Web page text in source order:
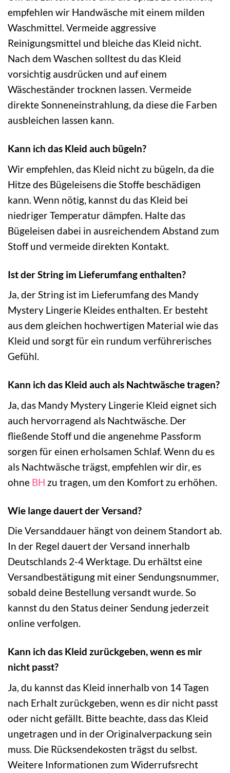
empfehlen wir Handwäsche mit einem milden
Waschmittel. Vermeide aggressive
Reinigungsmittel und bleiche das Kleid nicht.
Nach dem Waschen solltest du das Kleid
vorsichtig ausdrücken und auf einem
Wäscheständer trocknen lassen. Vermeide
direkte Sonneneinstrahlung, da diese die Farben
ausbleichen lassen kann.
Kann ich das Kleid auch bügeln?
Wir empfehlen, das Kleid nicht zu bügeln, da die
Hitze des Bügeleisens die Stoffe beschädigen
kann. Wenn nötig, kannst du das Kleid bei
niedriger Temperatur dämpfen. Halte das
Bügeleisen dabei in ausreichendem Abstand zum
Stoff und vermeide direkten Kontakt.
Ist der String im Lieferumfang enthalten?
Ja, der String ist im Lieferumfang des Mandy
Mystery Lingerie Kleides enthalten. Er besteht
aus dem gleichen hochwertigen Material wie das
Kleid und sorgt für ein rundum verführerisches
Gefühl.
Kann ich das Kleid auch als Nachtwäsche tragen?
Ja, das Mandy Mystery Lingerie Kleid eignet sich
auch hervorragend als Nachtwäsche. Der
fließende Stoff und die angenehme Passform
sorgen für einen erholsamen Schlaf. Wenn du es
als Nachtwäsche trägst, empfehlen wir dir, es
ohne BH zu tragen, um den Komfort zu erhöhen.
Wie lange dauert der Versand?
Die Versanddauer hängt von deinem Standort ab.
In der Regel dauert der Versand innerhalb
Deutschlands 2-4 Werktage. Du erhältst eine
Versandbestätigung mit einer Sendungsnummer,
sobald deine Bestellung versandt wurde. So
kannst du den Status deiner Sendung jederzeit
online verfolgen.
Kann ich das Kleid zurückgeben, wenn es mir
nicht passt?
Ja, du kannst das Kleid innerhalb von 14 Tagen
nach Erhalt zurückgeben, wenn es dir nicht passt
oder nicht gefällt. Bitte beachte, dass das Kleid
ungetragen und in der Originalverpackung sein
muss. Die Rücksendekosten trägst du selbst.
Weitere Informationen zum Widerrufsrecht